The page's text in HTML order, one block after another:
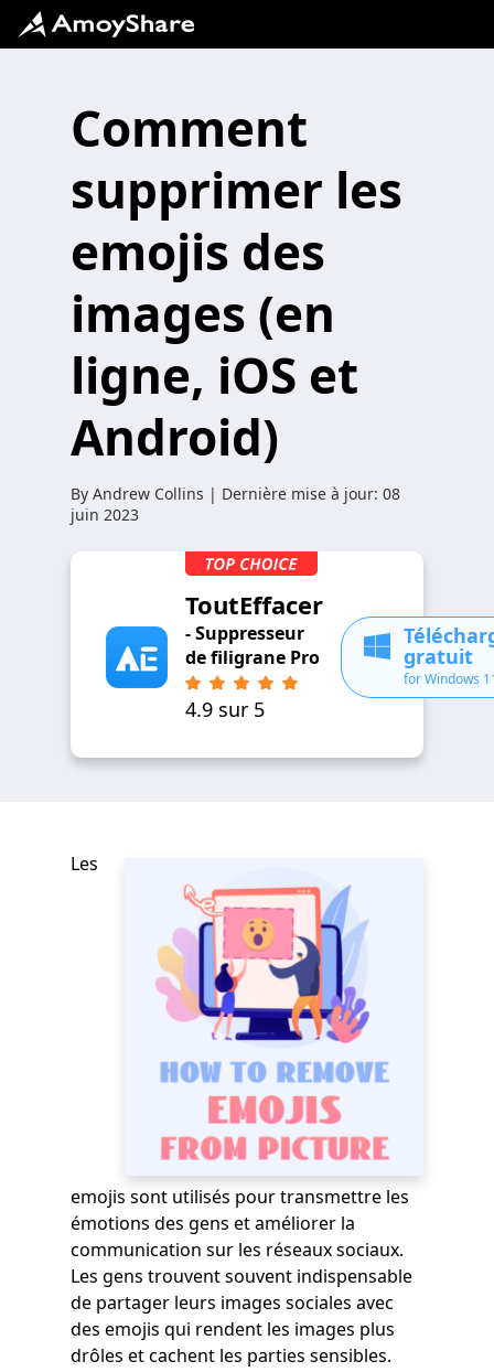
Comment
supprimer les
emojis des
images (en
ligne, iOS et
Android)
By Andrew Collins | Dernière mise à jour: 08
juin 2023
ToutEffacer
- Suppresseur
de filigrane Pro
4.9 sur 5
gratuit
for Windows
Les
emojis sont utilisés pour transmettre les
émotions des gens et améliorer la
communication sur les réseaux sociaux.
Les gens trouvent souvent indispensable
de partager leurs images sociales avec
des emojis qui rendent les images plus
drôles et cachent les parties sensibles.